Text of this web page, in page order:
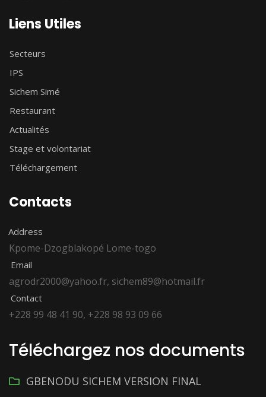
Liens Utiles
Secteurs
IPS
Sichem Simé
Restaurant
Actualités
Stage et volontariat
Téléchargement
Contacts
Address
Kpome-Dzogblakopé Lome-togo
Email
agrodr2000@yahoo.fr, sichem89@hotmail.fr
Contact
+228 99 48 41 90, +228 98 93 09 66
Téléchargez nos documents
GBENODU SICHEM VERSION FINAL